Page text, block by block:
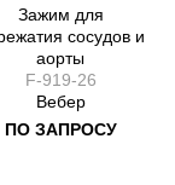
205
210
220
225
230
Зажим для
сосудов и
аорты
F-919-26
Вебер
ПО ЗАПРОСУ